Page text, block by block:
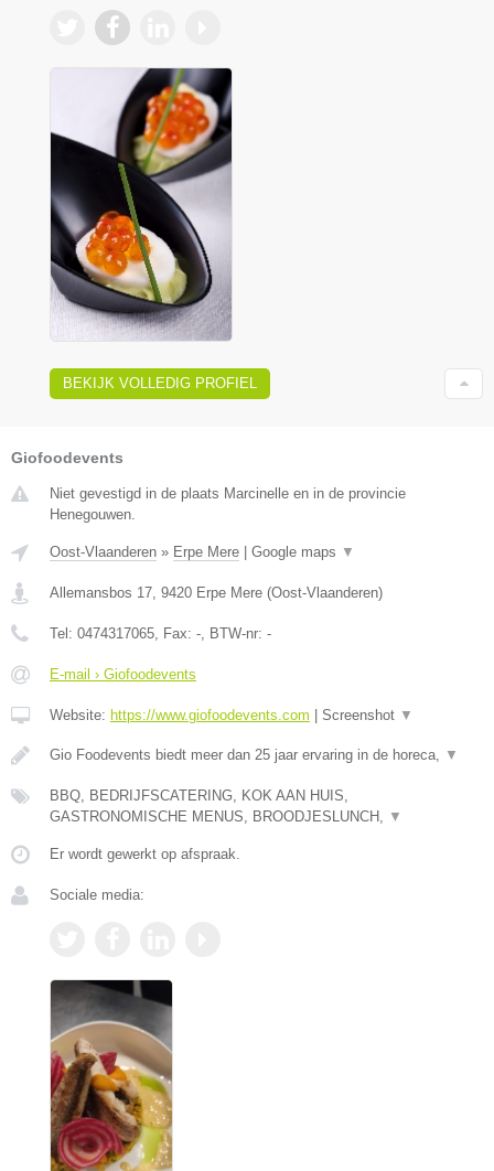
BEKIJK VOLLEDIG PROFIEL
Giofoodevents
Niet gevestigd in de plaats Marcinelle en in de provincie
Henegouwen.
Oost-Vlaanderen » Erpe Mere Google maps ▼
Allemansbos 17, 9420 Erpe Mere (Oost-Vlaanderen)
Tel: 0474317065, Fax: -, BTW-nr: -
E-mail › Giofoodevents
Website: https://www.giofoodevents.com Screenshot ▼
Gio Foodevents biedt meer dan 25 jaar ervaring in de horeca, ▼
BBQ, BEDRIJFSCATERING, KOK AAN HUIS,
GASTRONOMISCHE MENUS, BROODJESLUNCH, ▼
Er wordt gewerkt op afspraak.
Sociale media: